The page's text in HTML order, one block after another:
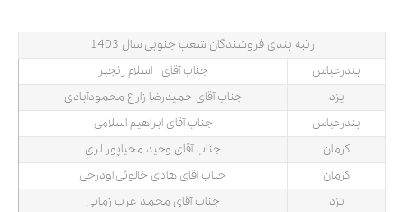
رتبه بندی فروشندگان شعب جنوبی سال 1403
بندرعباس
جناب آقای اسلام رنجبر
یزد
جناب آقای حمیدرضا زارع محمودآبادی
بندرعباس
جناب آقای ابراهیم اسلامی
کرمان
جناب آقای وحید محیاپور لری
کرمان
جناب آقای هادی خالوئی اودرجی
یزد
جناب آقای محمد عرب زمانی